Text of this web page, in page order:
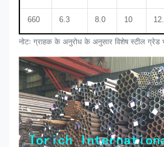
660 6.3 8.0 10
8.0
762 7.1 10 12.5 16
813 7.1 10 12.5 16
864 7.1 10 12.5 16
नोटः ग्राहक के अनुरोध के अनुसार विशेष स्टील ग्रेड